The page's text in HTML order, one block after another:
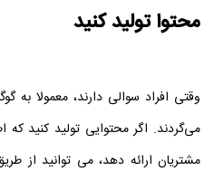
محتوا تولید کنید
وقتی افراد سوالی دارند، معمولا به
می‌گردند. اگر محتوایی تولید کنید که
مشتریان ارائه دهد، می‌ توانید از